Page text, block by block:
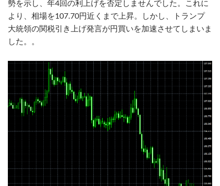
勢を示し、年4回の利上げを否定しませんでした。これに
より、相場を107.70円近くまで上昇。しかし、トランプ
大統領の関税引き上げ発言が円買いを加速させてしまいま
した。。